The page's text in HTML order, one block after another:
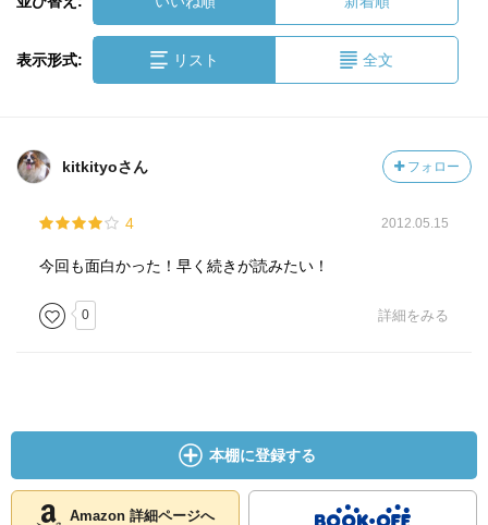
表示形式: リスト 全文
kitkityoさん フォロー
4 2012.05.15
今回も面白かった！早く続きが読みたい！
0 詳細をみる
本棚に登録する
Amazon 詳細ページへ